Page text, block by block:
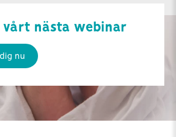
vårt nästa webinar
nu